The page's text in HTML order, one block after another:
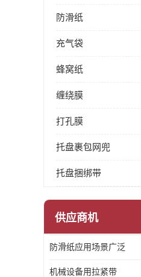
防滑纸
充气袋
蜂窝纸
缠绕膜
打孔膜
托盘裹包网兜
托盘捆绑带
供应商机
防滑纸应用场景广泛
机械设备用拉紧带